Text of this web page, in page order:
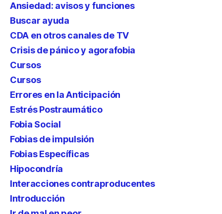
Ansiedad: avisos y funciones
Buscar ayuda
CDA en otros canales de TV
Crisis de pánico y agorafobia
Cursos
Cursos
Errores en la Anticipación
Estrés Postraumático
Fobia Social
Fobias de impulsión
Fobias Específicas
Hipocondría
Interacciones contraproducentes
Introducción